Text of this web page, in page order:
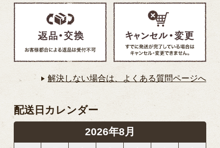
解決しない場合は、よくある質問ページへ
配送日カレンダー
2026年8月